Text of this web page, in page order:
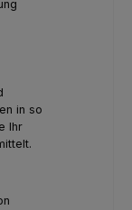
in so
Ihr